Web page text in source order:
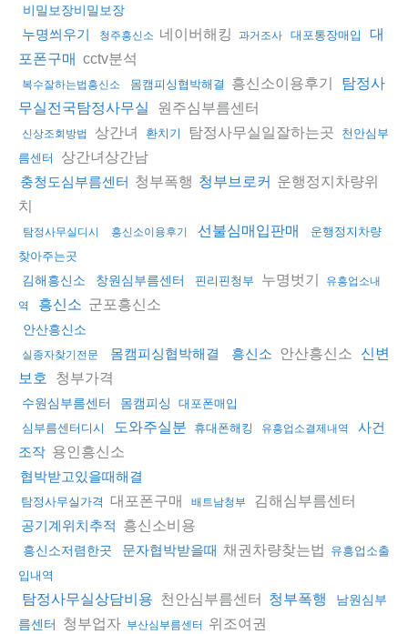
비밀보장비밀보장
누명씌우기 청주흥신소 네이버해킹 과거조사 대포통장매입
대
포폰구매 cctv분석
복수잘하는법흥신소 몸캠피싱협박해결 흥신소이용후기
탐정사
무실전국탐정사무실
원주심부름센터
신상조회방법 상간녀 환치기 탐정사무실일잘하는곳
천안심부
름센터
상간녀상간남
충청도심부름센터 청부폭행 청부브로커 운행정지차량위
치
탐정사무실디시 흥신소이용후기 선불심매입판매
운행정지차량
찾아주는곳
김해흥신소 창원심부름센터 핀리핀청부 누명벗기
유흥업소내
역
흥신소 군포흥신소
안산흥신소
실종자찾기전문 몸캠피싱협박해결 흥신소 안산흥신소
신변
보호
청부가격
수원심부름센터 몸캠피싱
대포폰매입
심부름센터디시
도와주실분 휴대폰해킹 유흥업소결제내역
사건
조작 용인흥신소
협박받고있을때해결
탐정사무실가격 대포폰구매 배트남청부 김해심부름센터
공기계위치추적 흥신소비용
흥신소저렴한곳 문자협박받을때 채권차량찾는법 유흥업소출
입내역
탐정사무실상담비용 천안심부름센터 청부폭행
남원심부
름센터
청부업자 부산심부름센터 위조여권